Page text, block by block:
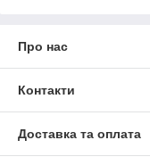
Про нас
Контакти
Доставка та оплата